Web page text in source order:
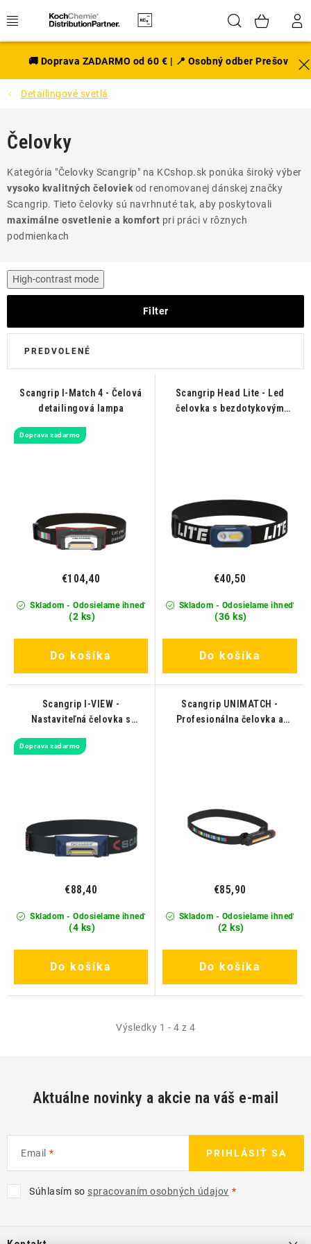
na
Hľadať
EXTERIÉR
DISKY A PNEU
INTERIÉR
PRÍSLUŠENSTVO
VÔNE DO AUTA
VÝHODNÉ SADY
NOVINKY V SORTIMENTE
DARČEKOVÉ POUKAZY
Obchodní zástupcovia
Sledovanie zásielky Blog
🚚 Doprava ZADARMO od 60 € | 📍 Osobný odber Prešov
Detailingové svetlá
Čelovky
Kategória "Čelovky Scangrip" na KCshop.sk ponúka široký výber
vysoko kvalitných čeloviek od renomovanej dánskej značky
Scangrip. Tieto čelovky sú navrhnuté tak, aby poskytovali
maximálne osvetlenie a komfort pri práci v rôznych
podmienkach
High-contrast mode
Filter
Scangrip I-Match 4 - Čelová
detailingová lampa
Doprava zadarmo
Skladom - Odosielame ihneď
(2 ks)
€104,40
Do košíka
Scangrip Head Lite - Led
čelovka s bezdotykovým
Skladom - Odosielame ihneď
(36 ks)
€40,50
Do košíka
Scangrip I-VIEW -
Nastaviteľná čelovka s
Doprava zadarmo
Skladom - Odosielame ihneď
(4 ks)
€88,40
Do košíka
Scangrip UNIMATCH -
Profesionálna čelovka a
Skladom - Odosielame ihneď
(2 ks)
€85,90
Do košíka
Výsledky 1 - 4 z 4
Aktuálne novinky a akcie na váš e-mail
Email
Súhlasím so spracovaním osobných údajov
PRIHLÁSIŤ SA